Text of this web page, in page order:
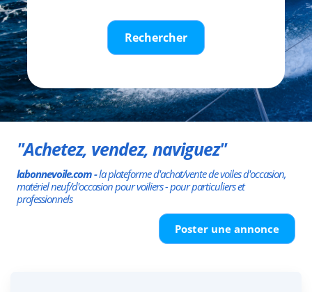
Rechercher
"Achetez, vendez, naviguez"
labonnevoile.com -la plateforme d'achat/vente de voiles d'occasion,
matériel neuf/d'occasion pour voiliers - pour particuliers et
professionnels
Poster une annonce